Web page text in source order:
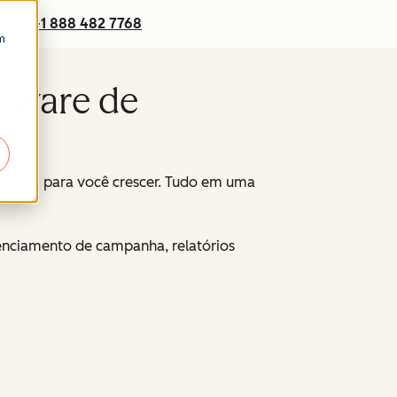
+1 888 482 7768
de
para você crescer. Tudo em uma
de campanha, relatórios